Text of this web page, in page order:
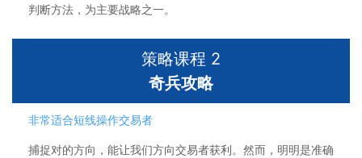
判断方法，为主要战略之一。
策略课程 2
奇兵攻略
非常适合短线操作交易者
捕捉对的方向，能让我们方向交易者获利。然而，明明是准确